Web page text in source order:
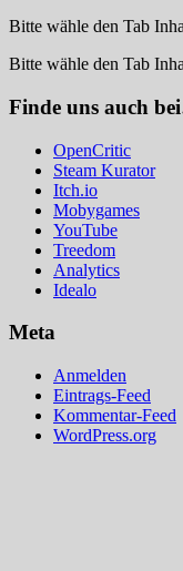
Bitte wähle den Tab
Bitte wähle den Tab
Finde uns auch
OpenCritic
Steam Kurator
Itch.io
Mobygames
YouTube
Treedom
Analytics
Idealo
Meta
Anmelden
Eintrags-Feed
Kommentar-Feed
WordPress.org